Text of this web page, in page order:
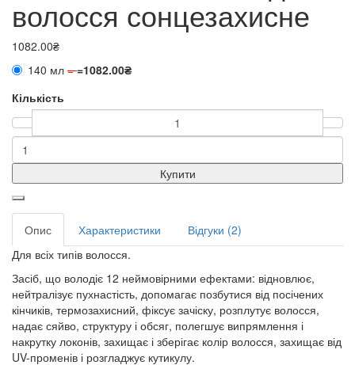
волосся сонцезахисне
1082.00₴
140 мл ==1082.00₴
Кількість
Купити
Опис Характеристики
Відгуки (2)
Для всіх типів волосся.
Засіб, що володіє 12 неймовірними ефектами: відновлює,
нейтралізує пухнастість, допомагає позбутися від посічених
кінчиків, термозахисний, фіксує зачіску, розплутує волосся,
надає сяйво, структуру і обсяг, полегшує випрямлення і
накрутку локонів, захищає і зберігає колір волосся, захищає від
UV-променів і розгладжує кутикулу.